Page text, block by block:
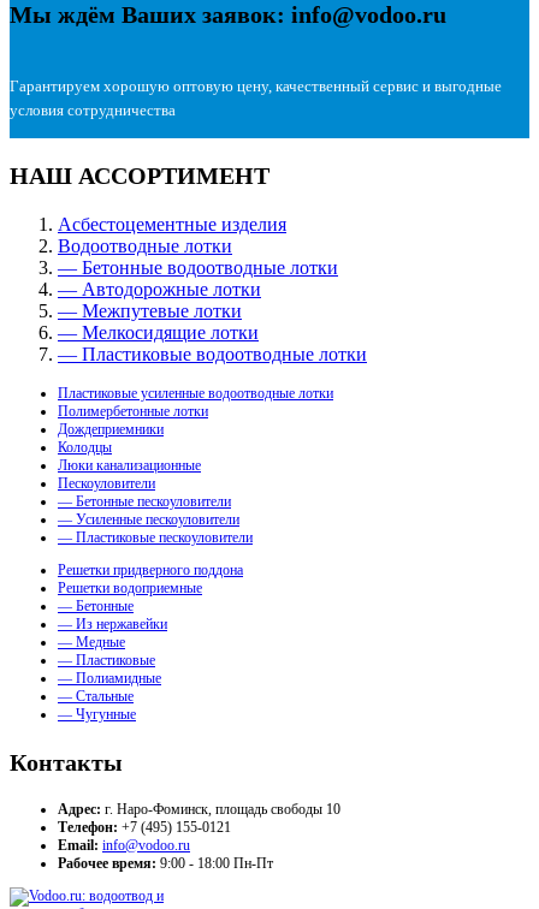
Мы ждём Ваших заявок: info@vodoo.ru
Гарантируем хорошую оптовую цену, качественный сервис и выгодные
условия сотрудничества
НАШ АССОРТИМЕНТ
Асбестоцементные изделия
Водоотводные лотки
— Бетонные водоотводные лотки
— Автодорожные лотки
— Межпутевые лотки
— Мелкосидящие лотки
— Пластиковые водоотводные лотки
Пластиковые усиленные водоотводные лотки
Полимербетонные лотки
Дождеприемники
Колодцы
Люки канализационные
Пескоуловители
— Бетонные пескоуловители
— Усиленные пескоуловители
— Пластиковые пескоуловители
Решетки придверного поддона
Решетки водоприемные
— Бетонные
— Из нержавейки
— Медные
— Пластиковые
— Полиамидные
— Стальные
— Чугунные
Контакты
Адрес: г. Наро-Фоминск, площадь свободы 10
Телефон: +7 (495) 155-0121
Email: info@vodoo.ru
Рабочее время: 9:00 - 18:00 Пн-Пт